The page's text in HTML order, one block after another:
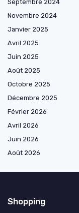
Septembre 2024
Novembre 2024
Janvier 2025
Avril 2025
Juin 2025
Août 2025
Octobre 2025
Décembre 2025
Février 2026
Avril 2026
Juin 2026
Août 2026
Shopping